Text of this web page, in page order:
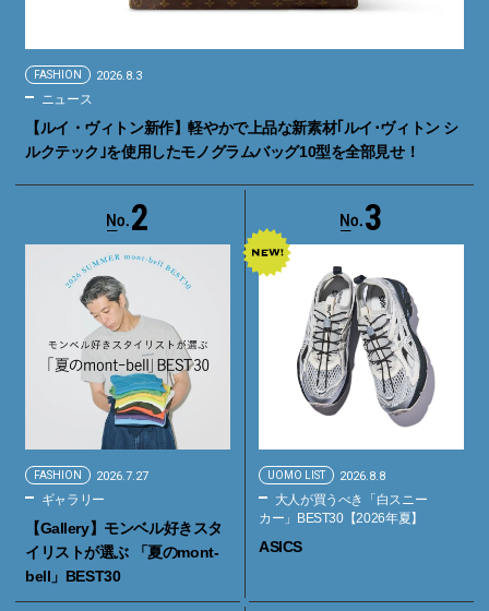
FASHION 2026.8.3
ニュース
【ルイ・ヴィトン新作】軽やかで上品な新素材｢ルイ･ヴィトン シ
ルクテック｣を使用したモノグラムバッグ10型を全部見せ！
2
FASHION 2026.7.27
ギャラリー
【Gallery】モンベル好きスタ
イリストが選ぶ 「夏のmont-
bell」BEST30
3
UOMO LIST 2026.8.8
大人が買うべき「白スニー
カー」BEST30【2026年夏】
ASICS